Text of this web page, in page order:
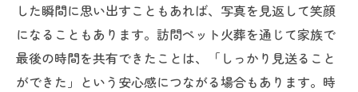
した瞬間に思い出すこともあれば、写真を見返して笑顔
になることもあります。訪問ペット火葬を通じて家族で
最後の時間を共有できたことは、「しっかり見送ること
ができた」という安心感につながる場合もあります。時